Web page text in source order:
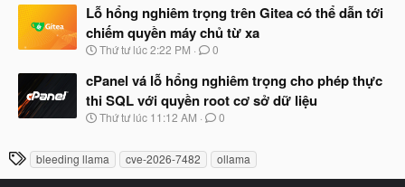
đ
ầ
u
à
y
b
ắ
đ
ầ
u
Lỗ hổng nghiêm trọng trên Gitea có thể dẫn tới
chiếm quyền máy chủ từ xa
N
à
b
ắ
đ
ầ
u
Thứ tư lúc 2:22 PM 0
cPanel vá lỗ hổng nghiêm trọng cho phép thực
thi SQL với quyền root cơ sở dữ liệu
N
y
Thứ tư lúc 11:12 AM 0
T
h
bleeding llama cve-2026-7482 ollama